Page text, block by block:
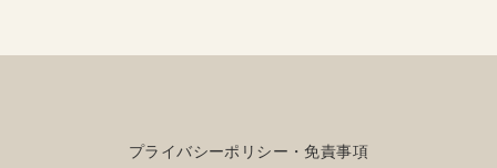
プライバシーポリシー・免責事項